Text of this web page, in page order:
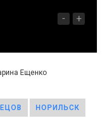
- +
Ещенко
НОРИЛЬСК